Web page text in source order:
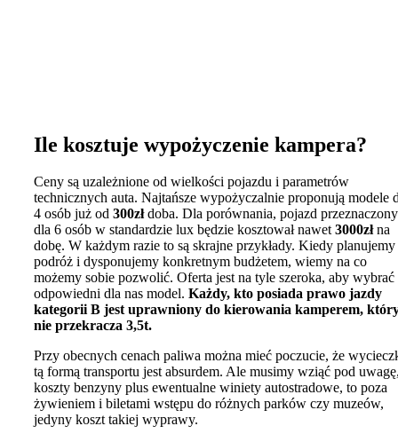
Ile kosztuje wypożyczenie kampera?
Ceny są uzależnione od wielkości pojazdu i parametrów
technicznych auta. Najtańsze wypożyczalnie proponują modele
4 osób już od 300złdoba. Dla porównania, pojazd przeznaczony
dla 6 osób w standardzie lux będzie kosztował nawet3000złna
dobę. W każdym razie to są skrajne przykłady. Kiedy planujemy
podróż i dysponujemy konkretnym budżetem, wiemy na co
możemy sobie pozwolić. Oferta jest na tyle szeroka, aby wybrać
odpowiedni dla nas model. Każdy, kto posiada prawo jazdy
kategorii B jest uprawniony do kierowania kamperem,
nie przekracza 3,5t.
Przy obecnych cenach paliwa można mieć poczucie, że
tą formą transportu jest absurdem. Ale musimy wziąć pod
koszty benzyny plus ewentualne winiety autostradowe, to poza
żywieniem i biletami wstępu do różnych parków czy muzeów,
jedyny koszt takiej wyprawy.